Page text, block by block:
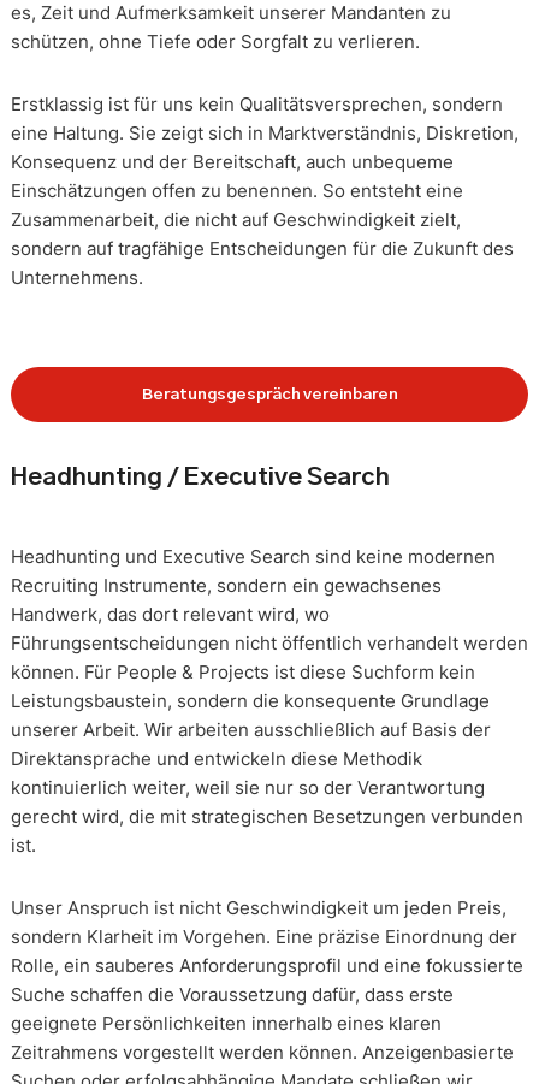
es, Zeit und Aufmerksamkeit unserer Mandanten zu
schützen, ohne Tiefe oder Sorgfalt zu verlieren.
Erstklassig ist für uns kein Qualitätsversprechen, sondern
eine Haltung. Sie zeigt sich in Marktverständnis, Diskretion,
Konsequenz und der Bereitschaft, auch unbequeme
Einschätzungen offen zu benennen. So entsteht eine
Zusammenarbeit, die nicht auf Geschwindigkeit zielt,
sondern auf tragfähige Entscheidungen für die Zukunft des
Unternehmens.
Beratungsgespräch vereinbaren
Headhunting / Executive Search
Headhunting und Executive Search sind keine modernen
Recruiting Instrumente, sondern ein gewachsenes
Handwerk, das dort relevant wird, wo
Führungsentscheidungen nicht öffentlich verhandelt werden
können. Für People & Projects ist diese Suchform kein
Leistungsbaustein, sondern die konsequente Grundlage
unserer Arbeit. Wir arbeiten ausschließlich auf Basis der
Direktansprache und entwickeln diese Methodik
kontinuierlich weiter, weil sie nur so der Verantwortung
gerecht wird, die mit strategischen Besetzungen verbunden
ist.
Unser Anspruch ist nicht Geschwindigkeit um jeden Preis,
sondern Klarheit im Vorgehen. Eine präzise Einordnung der
Rolle, ein sauberes Anforderungsprofil und eine fokussierte
Suche schaffen die Voraussetzung dafür, dass erste
geeignete Persönlichkeiten innerhalb eines klaren
Zeitrahmens vorgestellt werden können. Anzeigenbasierte